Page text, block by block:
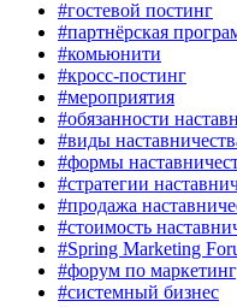
#гостевой постинг
#партнёрская
#комьюнити
#кросс-постинг
#мероприятия
#обязанности
#виды
#формы
#стратегии
#продажа
#стоимость
#Spring Marketing
#форум по
#системный бизнес